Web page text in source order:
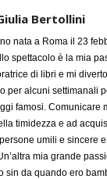
Bertollini
nata a Roma il 23
spettacolo è la mia
di libri e mi
per alcuni settimanali
famosi. Comunicare
timidezza e ad
umili e sincere
mia grande
sin da quando ero